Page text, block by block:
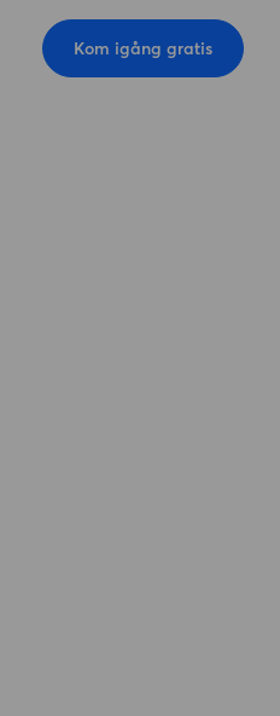
Kom igång gratis